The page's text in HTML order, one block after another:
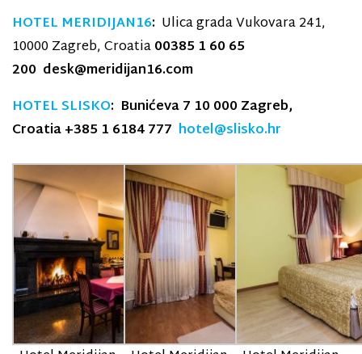
HOTEL MERIDIJAN16: Ulica grada Vukovara 241,
10000 Zagreb, Croatia00385 1 60 65
200 desk@meridijan16.com
HOTEL SLISKO: Bunićeva 7 10 000 Zagreb,
Croatia +385 1 6184 777 hotel@slisko.hr